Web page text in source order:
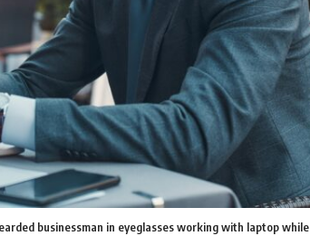
businessman in eyeglasses working with laptop while